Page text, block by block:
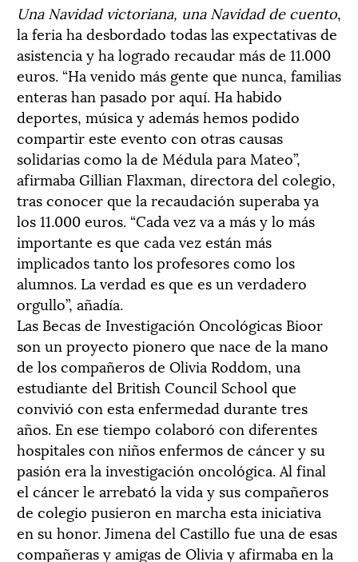
Una Navidad victoriana, una Navidad de cuento,
la feria ha desbordado todas las expectativas de
asistencia y ha logrado recaudar más de 11.000
euros. “Ha venido más gente que nunca, familias
enteras han pasado por aquí. Ha habido
deportes, música y además hemos podido
compartir este evento con otras causas
solidarias como la de Médula para Mateo”,
afirmaba Gillian Flaxman, directora del colegio,
tras conocer que la recaudación superaba ya
los 11.000 euros. “Cada vez va a más y lo más
importante es que cada vez están más
implicados tanto los profesores como los
alumnos. La verdad es que es un verdadero
orgullo”, añadía.
Las Becas de Investigación Oncológicas Bioor
son un proyecto pionero que nace de la mano
de los compañeros de Olivia Roddom, una
estudiante del British Council School que
convivió con esta enfermedad durante tres
años. En ese tiempo colaboró con diferentes
hospitales con niños enfermos de cáncer y su
pasión era la investigación oncológica. Al final
el cáncer le arrebató la vida y sus compañeros
de colegio pusieron en marcha esta iniciativa
en su honor. Jimena del Castillo fue una de esas
compañeras y amigas de Olivia y afirmaba en la